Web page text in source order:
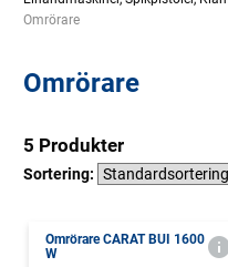
Current:
Omrörare
Omrörare
5 Produkter
Sortering:
Omrörare CARAT BUI 1600
W